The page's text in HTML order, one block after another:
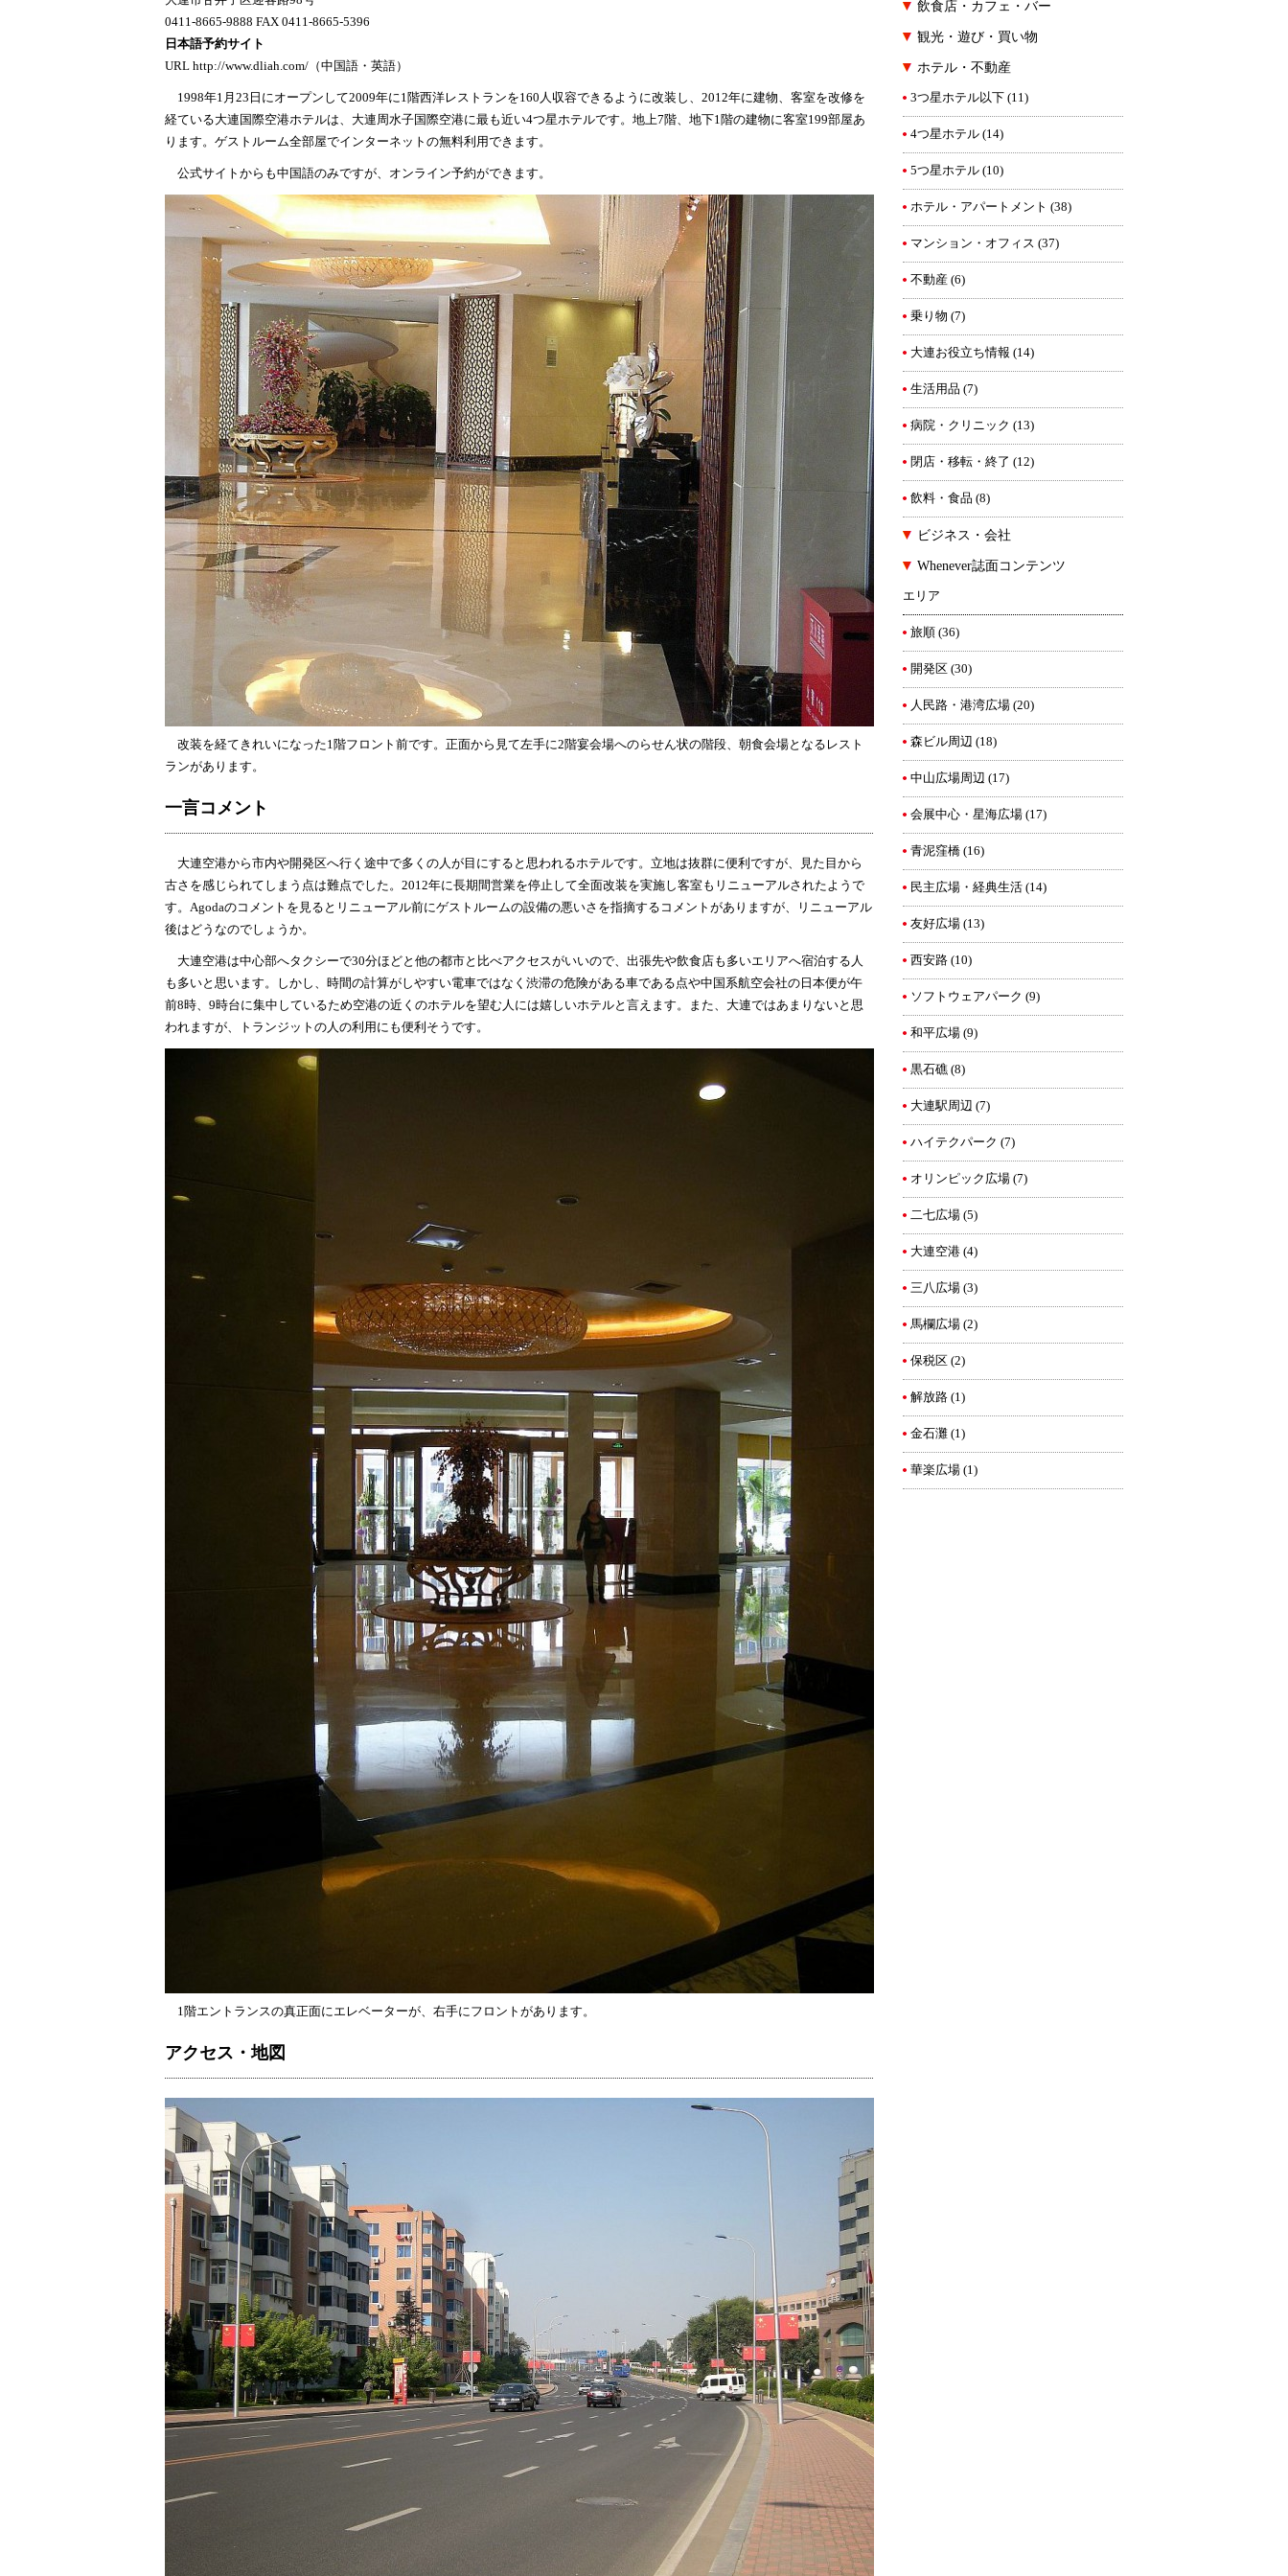
0411-8665-9888 FAX 0411-8665-5396
日本語予約サイト
URL http://www.dliah.com/ （中国語・英語）
1998年1月23日にオープンして2009年に1階西洋レストランを160人収容できるように改装し、2012年に建物、客室を改修を
経ている大連国際空港ホテルは、大連周水子国際空港に最も近い4つ星ホテルです。地上7階、地下1階の建物に客室199部屋あ
ります。ゲストルーム全部屋でインターネットの無料利用できます。
公式サイトからも中国語のみですが、オンライン予約ができます。
改装を経てきれいになった1階フロント前です。正面から見て左手に2階宴会場へのらせん状の階段、朝食会場となるレスト
ランがあります。
一言コメント
大連空港から市内や開発区へ行く途中で多くの人が目にすると思われるホテルです。立地は抜群に便利ですが、見た目から
古さを感じられてしまう点は難点でした。2012年に長期間営業を停止して全面改装を実施し客室もリニューアルされたようで
す。Agodaのコメントを見るとリニューアル前にゲストルームの設備の悪いさを指摘するコメントがありますが、リニューアル
後はどうなのでしょうか。
大連空港は中心部へタクシーで30分ほどと他の都市と比べアクセスがいいので、出張先や飲食店も多いエリアへ宿泊する人
も多いと思います。しかし、時間の計算がしやすい電車ではなく渋滞の危険がある車である点や中国系航空会社の日本便が午
前8時、9時台に集中しているため空港の近くのホテルを望む人には嬉しいホテルと言えます。また、大連ではあまりないと思
われますが、トランジットの人の利用にも便利そうです。
1階エントランスの真正面にエレベーターが、右手にフロントがあります。
アクセス・地図
飲食店・カフェ・バー
観光・遊び・買い物
ホテル・不動産
3つ星ホテル以下 (11)
4つ星ホテル (14)
5つ星ホテル (10)
ホテル・アパートメント (38)
マンション・オフィス (37)
不動産 (6)
乗り物 (7)
大連お役立ち情報 (14)
生活用品 (7)
病院・クリニック (13)
閉店・移転・終了 (12)
飲料・食品 (8)
ビジネス・会社
Whenever誌面コンテンツ
エリア
旅順 (36)
開発区 (30)
人民路・港湾広場 (20)
森ビル周辺 (18)
中山広場周辺 (17)
会展中心・星海広場 (17)
青泥窪橋 (16)
民主広場・経典生活 (14)
友好広場 (13)
西安路 (10)
ソフトウェアパーク (9)
和平広場 (9)
黒石礁 (8)
大連駅周辺 (7)
ハイテクパーク (7)
オリンピック広場 (7)
二七広場 (5)
大連空港 (4)
三八広場 (3)
馬欄広場 (2)
保税区 (2)
解放路 (1)
金石灘 (1)
華楽広場 (1)